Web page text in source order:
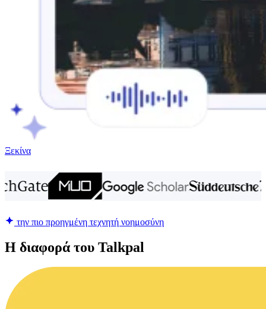
Ξεκίνα
την πιο προηγμένη τεχνητή νοημοσύνη
Η διαφορά του Talkpal